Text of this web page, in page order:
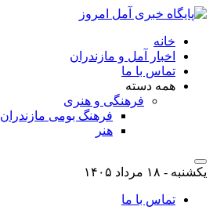
خانه
اخبار آمل و مازندران
تماس با ما
همه دسته
فرهنگی و هنری
فرهنگ بومی مازندران
هنر
یکشنبه - ۱۸ مرداد ۱۴۰۵
تماس با ما